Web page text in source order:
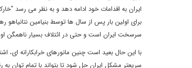
ایران به اقدامات خود ادامه دهد و به نظر می رسد
برای اولین بار پس از سال ها توسط بنیامین
سرسخت ایران است و حتی در ائتلاف بسیار ناهمگن او،
با این حال بعید است چنین مانورهای خرابکارانه
سریعتر مشکل ایران حل شود تا بتواند با تمام توان